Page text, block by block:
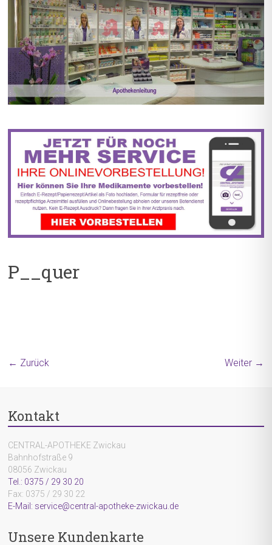
BIS ZU 55% RABATT AUF
REZEPTFREIE MEDIKAMENTE
5% TREUEBONUS MIT
KUNDENKARTE
P__quer
← Zurück Weiter →
Kontakt
CENTRAL-APOTHEKE Zwickau
Bahnhofstraße 9
08056 Zwickau
Tel.: 0375 / 29 30 20
Fax: 0375 / 29 30 22
E-Mail: service@central-apotheke-zwickau.de
Unsere Kundenkarte